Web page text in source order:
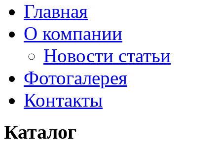
Главная
О компании
Новости статьи
Фотогалерея
Контакты
Каталог